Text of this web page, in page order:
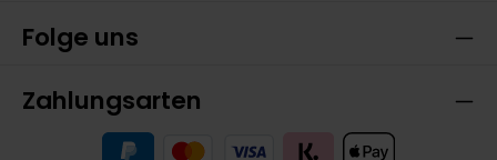
Folge uns
Zahlungsarten